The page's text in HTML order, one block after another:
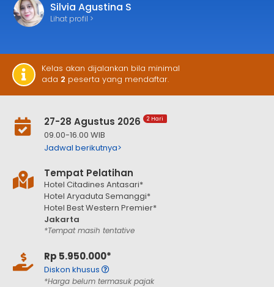
Silvia Agustina S
Lihat profil >
Kelas akan dijalankan bila minimal
ada 2 peserta yang mendaftar.
27-28 Agustus 2026 2 Hari
09.00-16.00 WIB
Jadwal berikutnya>
Tempat Pelatihan
Hotel Citadines Antasari*
Hotel Aryaduta Semanggi*
Hotel Best Western Premier*
Jakarta
*Tempat masih tentative
Rp 5.950.000*
Diskon khusus
*Harga belum termasuk pajak